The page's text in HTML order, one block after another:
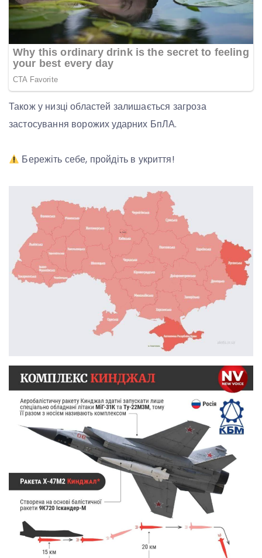
Також у низці областей залишається загроза
застосування ворожих ударних БпЛА.
Бережіть себе, пройдіть в укриття!